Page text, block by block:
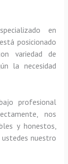
en
posicionado
variedad de
la necesidad
profesional
nos
y honestos,
nuestro